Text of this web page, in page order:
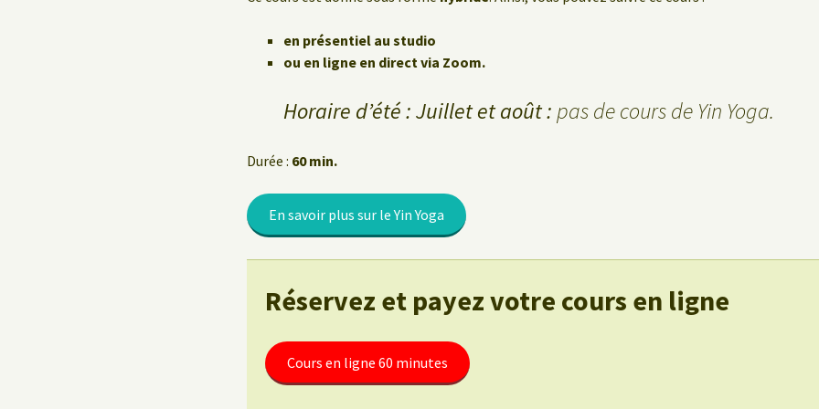
en présentiel au studio
ou en ligne en direct via Zoom.
Horaire d’été : Juillet et août : pas de cours de Yin Yoga.
Durée : 60 min.
En savoir plus sur le Yin Yoga
Réservez et payez votre cours en ligne
Cours en ligne 60 minutes